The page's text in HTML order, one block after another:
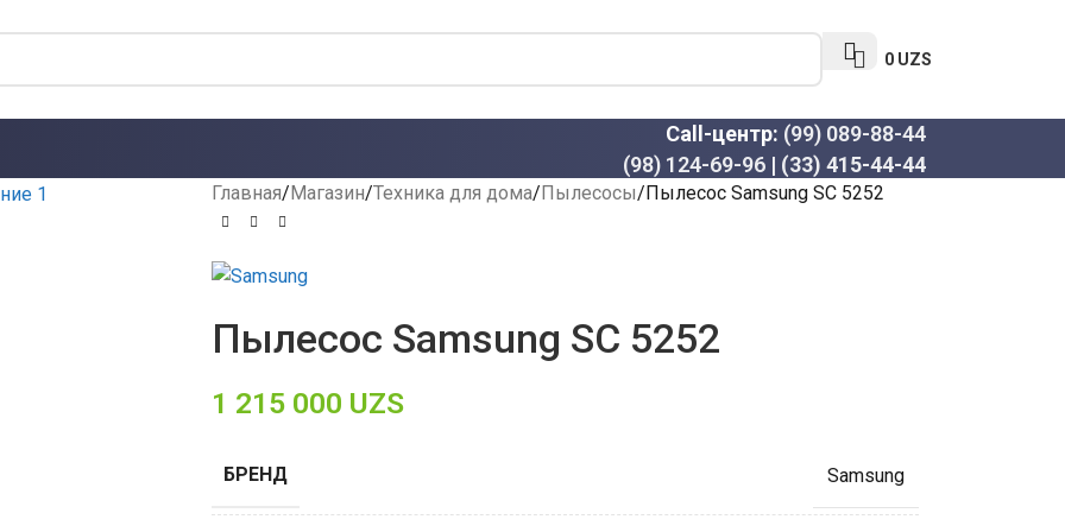
0 UZS
Call-центр: (99) 089-88-44
(98) 124-69-96 | (33) 415-44-44
Главная Магазин Техника для дома Пылесосы Пылесос Samsung SC 5252
Пылесос Samsung SC 5252
1 215 000 UZS
БРЕНД Samsung